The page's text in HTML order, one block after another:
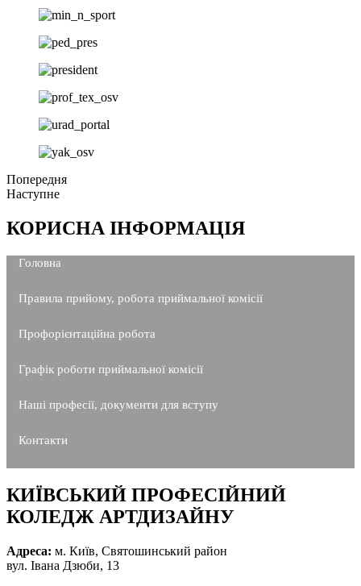
Попередня
Наступне
КОРИСНА ІНФОРМАЦІЯ
Головна
Правила прийому, робота приймальної комісії
Профорієнтаційна робота
Графік роботи приймальної комісії
Наші професії, документи для вступу
Контакти
КИЇВСЬКИЙ ПРОФЕСІЙНИЙ
КОЛЕДЖ АРТДИЗАЙНУ
Адреса: м. Київ, Святошинський район
вул. Івана Дзюби, 13